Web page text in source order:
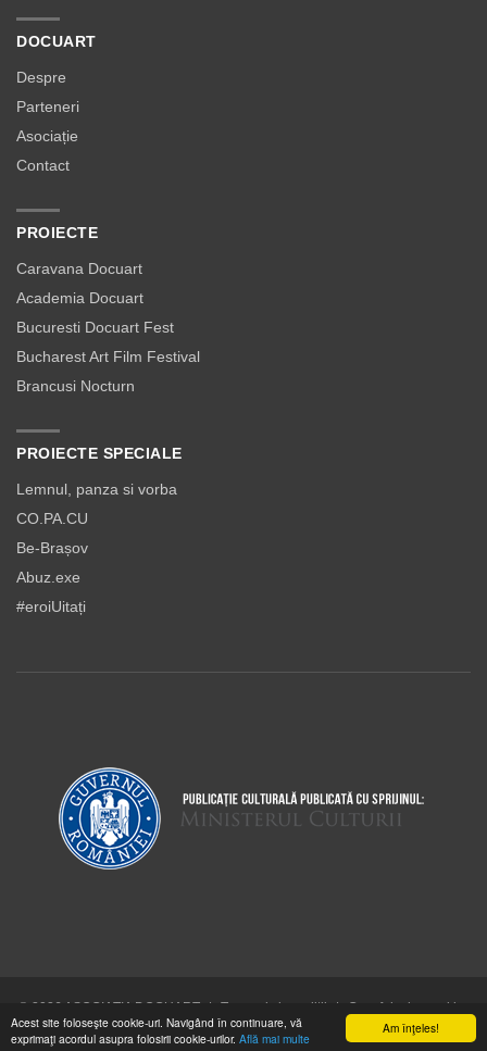
Am înţeles!
Acest site foloseşte cookie-uri. Navigând în continuare, vă
exprimaţi acordul asupra folosirii cookie-urilor. Află mai multe
DOCUART
Despre
Parteneri
Asociație
Contact
PROIECTE
Caravana Docuart
Academia Docuart
Bucuresti Docuart Fest
Bucharest Art Film Festival
Brancusi Nocturn
PROIECTE SPECIALE
Lemnul, panza si vorba
CO.PA.CU
Be-Brașov
Abuz.exe
#eroiUitați
© 2026 ASOCIAŢIA DOCUART | Termeni şi condiţii |
Cum folosim cookie-
urile